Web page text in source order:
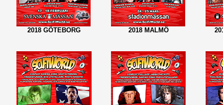
2018 GÖTEBORG 2018 MALMÖ